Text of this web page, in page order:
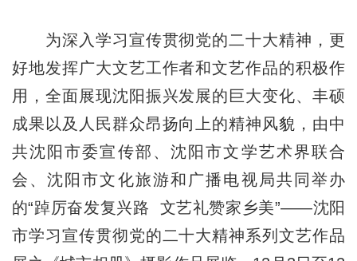
为深入学习宣传贯彻党的二十大精神，更
好地发挥广大文艺工作者和文艺作品的积极作
用，全面展现沈阳振兴发展的巨大变化、丰硕
成果以及人民群众昂扬向上的精神风貌，由中
共沈阳市委宣传部、沈阳市文学艺术界联合
会、沈阳市文化旅游和广播电视局共同举办
的“踔厉奋发复兴路 文艺礼赞家乡美”——沈阳
市学习宣传贯彻党的二十大精神系列文艺作品